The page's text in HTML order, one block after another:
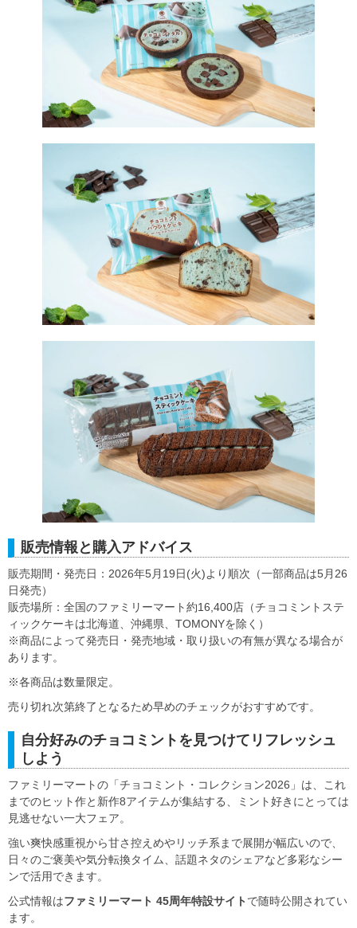
販売情報と購入アドバイス
販売期間・発売日：2026年5月19日(火)より順次（一部商品は5月26
日発売）
販売場所：全国のファミリーマート約16,400店（チョコミントステ
ィックケーキは北海道、沖縄県、TOMONYを除く）
※商品によって発売日・発売地域・取り扱いの有無が異なる場合が
あります。
※各商品は数量限定。
売り切れ次第終了となるため早めのチェックがおすすめです。
自分好みのチョコミントを見つけてリフレッシュ
しよう
ファミリーマートの「チョコミント・コレクション2026」は、これ
までのヒット作と新作8アイテムが集結する、ミント好きにとっては
見逃せない一大フェア。
強い爽快感重視から甘さ控えめやリッチ系まで展開が幅広いので、
日々のご褒美や気分転換タイム、話題ネタのシェアなど多彩なシー
ンで活用できます。
公式情報はファミリーマート 45周年特設サイト で随時公開されてい
ます。